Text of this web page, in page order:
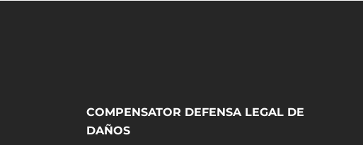
COMPENSATOR DEFENSA LEGAL DE
DAÑOS